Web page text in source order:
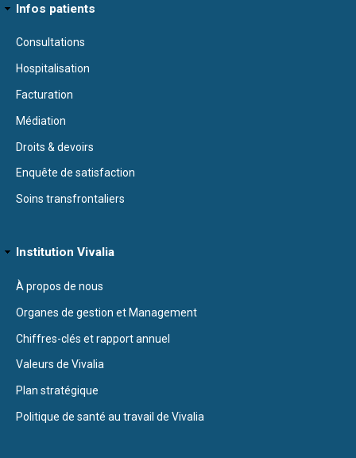
Infos patients
Consultations
Hospitalisation
Facturation
Médiation
Droits & devoirs
Enquête de satisfaction
Soins transfrontaliers
Institution Vivalia
À propos de nous
Organes de gestion et Management
Chiffres-clés et rapport annuel
Valeurs de Vivalia
Plan stratégique
Politique de santé au travail de Vivalia